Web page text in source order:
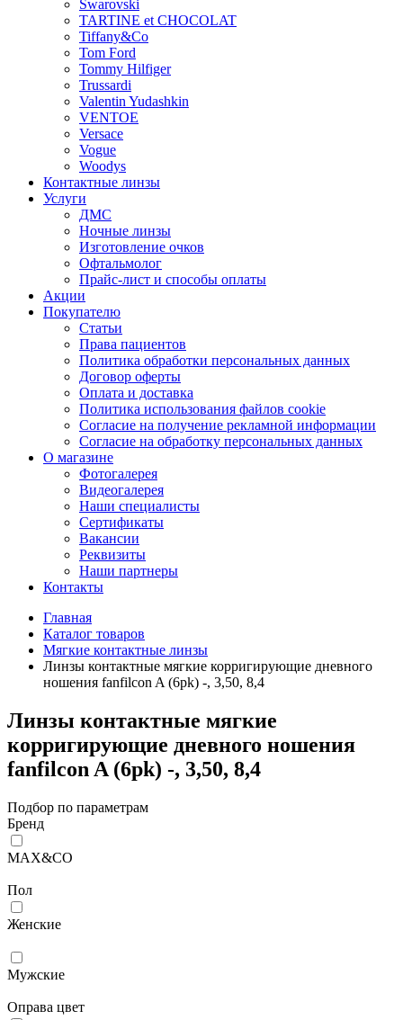
Swarovski
TARTINE et CHOCOLAT
Tiffany&Co
Tom Ford
Tommy Hilfiger
Trussardi
Valentin Yudashkin
VENTOE
Versace
Vogue
Woodys
Контактные линзы
Услуги
ДМС
Ночные линзы
Изготовление очков
Офтальмолог
Прайс-лист и способы оплаты
Акции
Покупателю
Статьи
Права пациентов
Политика обработки персональных данных
Договор оферты
Оплата и доставка
Политика использования файлов cookie
Согласие на получение рекламной информации
Согласие на обработку персональных данных
О магазине
Фотогалерея
Видеогалерея
Наши специалисты
Сертификаты
Вакансии
Реквизиты
Наши партнеры
Контакты
Главная
Каталог товаров
Мягкие контактные линзы
Линзы контактные мягкие корригирующие дневного
ношения fanfilcon A (6pk) -, 3,50, 8,4
Линзы контактные мягкие
корригирующие дневного ношения
fanfilcon A (6pk) -, 3,50, 8,4
Подбор по параметрам
Бренд
MAX&CO
Пол
Женские
Мужcкие
Оправа цвет